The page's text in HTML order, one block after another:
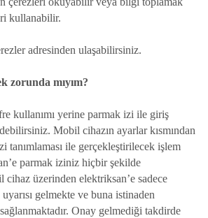
kullanabilir.
adresinden ulaşabilirsiniz.
zorunda mıyım?
kullanımı yerine parmak izi ile giriş
Mobil cihazın ayarlar kısmından
tanımlaması ile gerçekleştirilecek işlem
parmak iziniz hiçbir şekilde
üzerinden elektriksan’e sadece
gelmekte ve buna istinaden
Onay gelmediği takdirde